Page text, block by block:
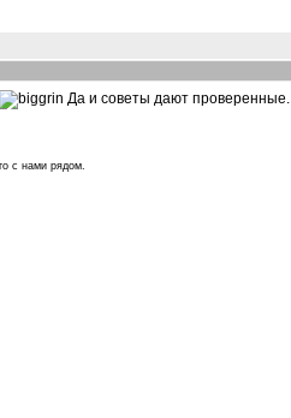
Да и советы дают проверенные.
с нами рядом.